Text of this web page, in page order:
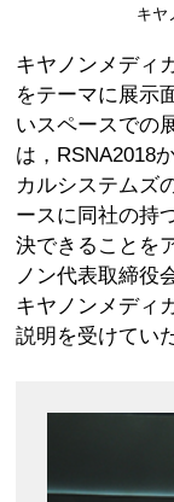
キヤ
キヤノンメディ
をテーマに展示
いスペースでの
は，RSNA2018
カルシステムズ
ースに同社の持
決できることを
ノン代表取締役
キヤノンメディ
説明を受けていた